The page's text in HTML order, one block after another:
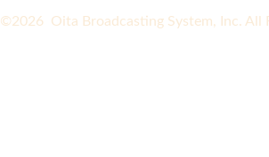
©2026 Oita Broadcasting System, Inc. All